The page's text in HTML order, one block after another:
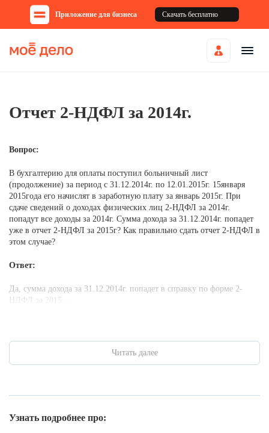
Приложение для бизнеса Скачать бесплатно
Отчет 2-НДФЛ за 2014г.
Вопрос:
В бухгалтерию для оплаты поступил больничный лист
(продолжение) за период с 31.12.2014г. по 12.01.2015г. 15января
2015года его начислят в заработную плату за январь 2015г. При
сдаче сведений о доходах физических лиц 2-НДФЛ за 2014г.
попадут все доходы за 2014г. Сумма дохода за 31.12.2014г. попадет
уже в отчет 2-НДФЛ за 2015г? Как правильно сдать отчет 2-НДФЛ в
этом случае?
Ответ:
Да, сумма дохода за 31.12.2014г. попадет в справку по форме 2-
НДФЛ за 2015...
Читать далее
Узнать подробнее про: